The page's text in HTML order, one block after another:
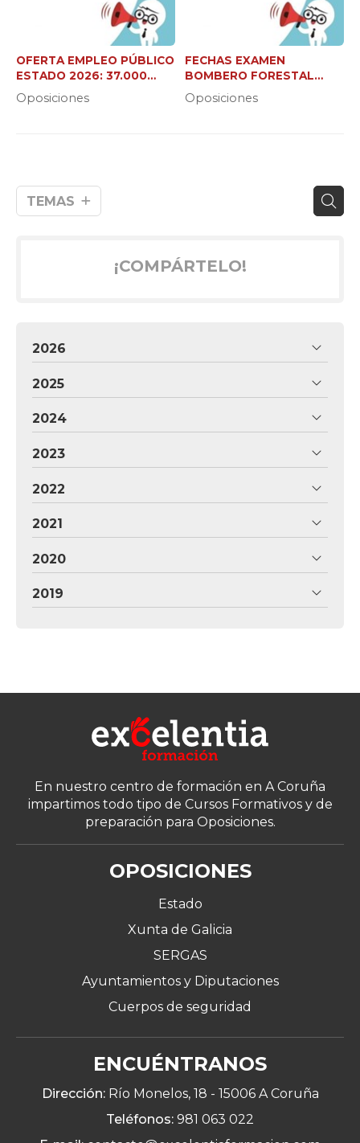
TEMAS
OFERTA EMPLEO PÚBLICO
ESTADO 2026: 37.000
NUEVAS PLAZAS
Oposiciones
FECHAS EXAMEN
BOMBERO FORESTAL
XUNTA (C2 Y JEFE DE
BRIGADA)
Oposiciones
¡COMPÁRTELO!
2026
2025
2024
2023
2022
2021
2020
2019
En nuestro centro de formación en A Coruña
impartimos todo tipo de Cursos Formativos y de
preparación para Oposiciones.
OPOSICIONES
Estado
Xunta de Galicia
SERGAS
Ayuntamientos y Diputaciones
Cuerpos de seguridad
ENCUÉNTRANOS
Dirección:Río Monelos, 18 - 15006 A Coruña
Teléfonos: 981 063 022